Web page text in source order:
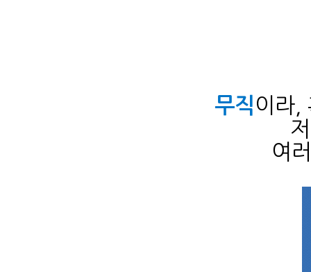
무직이라,
여